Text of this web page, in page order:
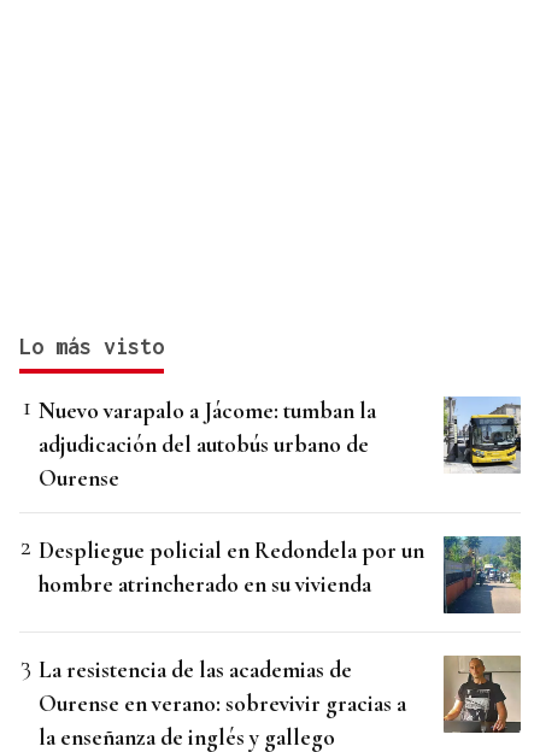
Lo más visto
Nuevo varapalo a Jácome: tumban la
adjudicación del autobús urbano de
Ourense
Despliegue policial en Redondela por un
hombre atrincherado en su vivienda
La resistencia de las academias de
Ourense en verano: sobrevivir gracias a
la enseñanza de inglés y gallego